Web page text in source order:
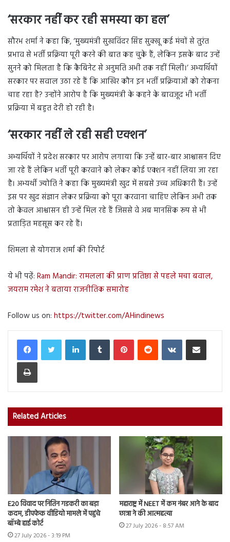
‘सरकार नहीं कर रही समस्या का हल’
सौरभ शर्मा ने कहा कि, ‘मुख्यमंत्री सुखविंदर सिंह सुक्खू कई मंचों से तुरंत
प्रभाव से भर्ती प्रक्रिया पूरी करने की बात कह चुके हैं, लेकिन इसके बाद उन्हें
सुनने को मिलता है कि कैबिनेट से अनुमति अभी तक नहीं मिली।’ अभ्यर्थियों
सरकार पर सवाल उठा रहे हैं कि आखिर कौन इन भर्ती प्रक्रियाओं को रोकना
चाह रहा है? उन्होंने आरोप है कि मुख्यमंत्री के कहने के बावजूद भी भर्ती
प्रक्रिया में बहुत देरी हो रही है।
‘सरकार नहीं ले रही सही एक्शन’
अभ्यर्थियों ने प्रदेश सरकार पर आरोप लगाया कि उन्हें बार-बार आश्वासन दिए
जा रहे हैं लेकिन भर्ती पूरी करवाने को लेकर कोई एक्शन नहीं लिया जा रहा
है। अभ्यर्थी ज्योति ने कहा कि मुख्यमंत्री खुद में सबसे उच्च अधिकारी हैं। उन्हें
इस पर खुद संज्ञान लेकर प्रक्रिया को पूरा करवाना चाहिए लेकिन अभी तक
तो केवल आश्वासन ही उन्हें मिल रहे हैं जिससे वे अब मानसिक रूप से भी
प्रताड़ित महसूस कर रहे हैं।
शिमला से योगराज शर्मा की रिपोर्ट
ये भी पढ़ें: Ram Mandir: रामलला की प्राण प्रतिष्ठा से पहले मचा बवाल,
जयराम रमेश ने बताया राजनीतिक समारोह
Follow us on: https://twitter.com/AHindinews
LinkedInTumblr PinterestReddit VKontakteShare via Email
Print
Related Articles
E20 विवाद पर नितिन गडकरी का बड़ा
कदम, डीपफेक वीडियो मामले में पहुंचे
बॉम्बे हाई कोर्ट
27 July 2026 - 3:19 PM
महाराष्ट्र में NEET में कम नंबर आने के बाद
छात्रा ने की आत्महत्या
27 July 2026 - 8:57 AM